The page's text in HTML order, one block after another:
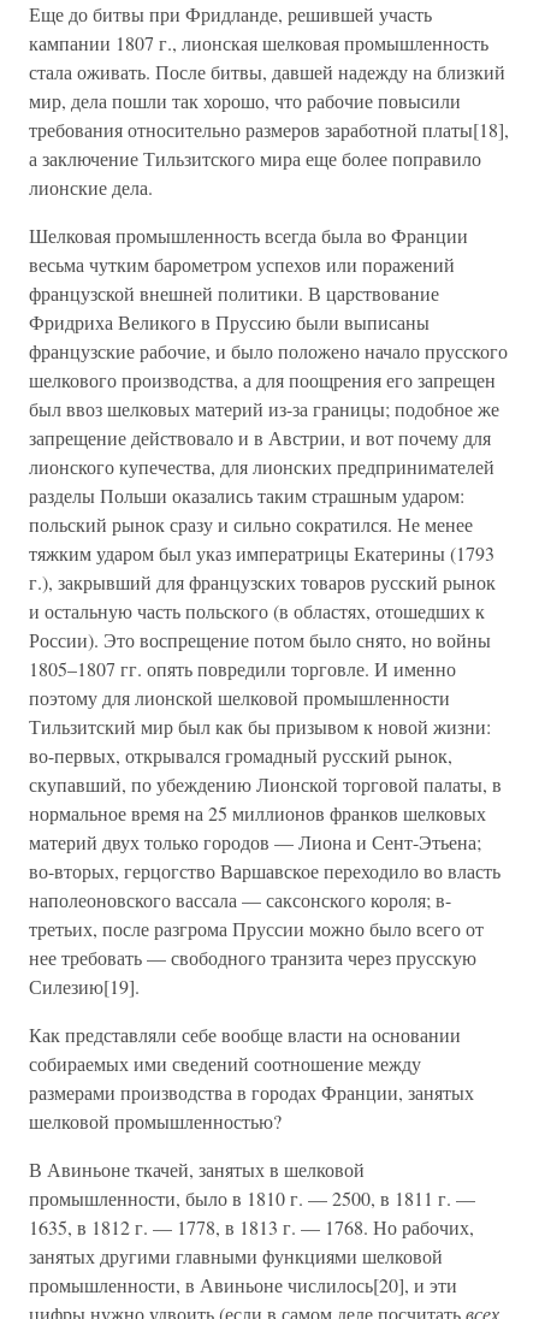
Еще до битвы при Фридланде, решившей участь
кампании 1807 г., лионская шелковая промышленность
стала оживать. После битвы, давшей надежду на близкий
мир, дела пошли так хорошо, что рабочие повысили
требования относительно размеров заработной платы[18],
а заключение Тильзитского мира еще более поправило
лионские дела.
Шелковая промышленность всегда была во Франции
весьма чутким барометром успехов или поражений
французской внешней политики. В царствование
Фридриха Великого в Пруссию были выписаны
французские рабочие, и было положено начало прусского
шелкового производства, а для поощрения его запрещен
был ввоз шелковых материй из-за границы; подобное же
запрещение действовало и в Австрии, и вот почему для
лионского купечества, для лионских предпринимателей
разделы Польши оказались таким страшным ударом:
польский рынок сразу и сильно сократился. Не менее
тяжким ударом был указ императрицы Екатерины (1793
г.), закрывший для французских товаров русский рынок
и остальную часть польского (в областях, отошедших к
России). Это воспрещение потом было снято, но войны
1805–1807 гг. опять повредили торговле. И именно
поэтому для лионской шелковой промышленности
Тильзитский мир был как бы призывом к новой жизни:
во-первых, открывался громадный русский рынок,
скупавший, по убеждению Лионской торговой палаты, в
нормальное время на 25 миллионов франков шелковых
материй двух только городов — Лиона и Сент-Этьена;
во-вторых, герцогство Варшавское переходило во власть
наполеоновского вассала — саксонского короля; в-
третьих, после разгрома Пруссии можно было всего от
нее требовать — свободного транзита через прусскую
Силезию[19].
Как представляли себе вообще власти на основании
собираемых ими сведений соотношение между
размерами производства в городах Франции, занятых
шелковой промышленностью?
В Авиньоне ткачей, занятых в шелковой
промышленности, было в 1810 г. — 2500, в 1811 г. —
1635, в 1812 г. — 1778, в 1813 г. — 1768. Но рабочих,
занятых другими главными функциями шелковой
промышленности, в Авиньоне числилось[20], и эти
цифры нужно удвоить (если в самом деле посчитатьвсех